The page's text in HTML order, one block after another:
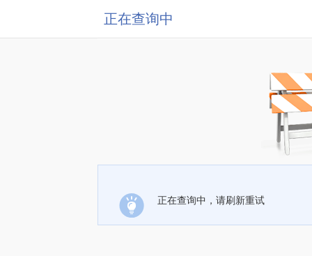
正在查询中
正在查询中，请刷新重试